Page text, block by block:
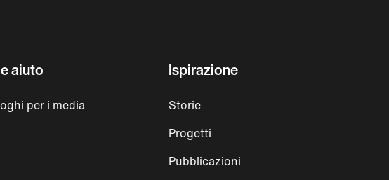
aiuto
per i media
Ispirazione
Storie
Progetti
Pubblicazioni